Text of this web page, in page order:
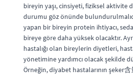
bireyin yaşı, cinsiyeti, fiziksel aktivite
durumu göz önünde
yapan bir bireyin protein ihtiyacı,
bireye göre daha yüksek olacaktır.
hastalığı olan bireylerin diyetleri,
yönetimine yardımcı olacak şekilde
Örneğin, diyabet hastalarının şeker